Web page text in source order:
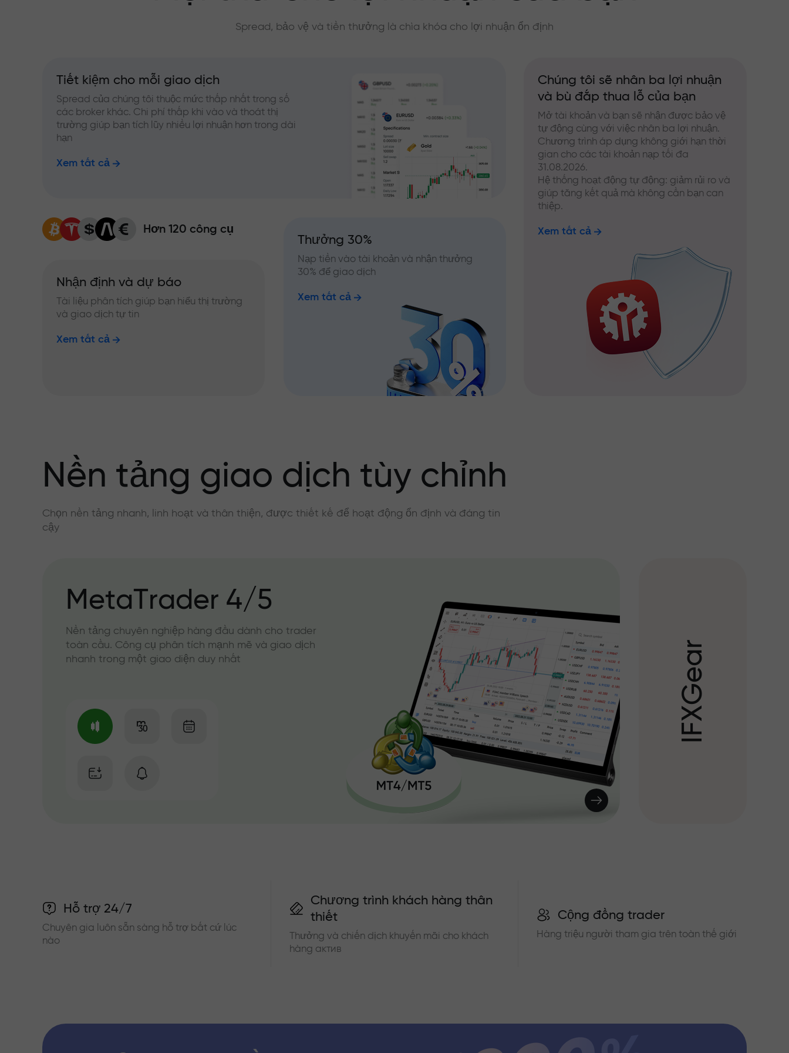
Spread, bảo vệ và tiền thưởng là chìa khóa cho lợi nhuận ổn định
Tiết kiệm cho mỗi giao dịch
Spread của chúng tôi thuộc mức thấp nhất trong số
các broker khác. Chi phí thấp khi vào và thoát thị
trường giúp bạn tích lũy nhiều lợi nhuận hơn trong dài
hạn
Xem tất cả
Hơn 120 công cụ
Nhận định và dự báo
Tài liệu phân tích giúp bạn hiểu thị trường
và giao dịch tự tin
Xem tất cả
Thưởng 30%
Nạp tiền vào tài khoản và nhận thưởng
30% để giao dịch
Xem tất cả
Chúng tôi sẽ nhân ba lợi nhuận
và bù đắp thua lỗ của bạn
Mở tài khoản và bạn sẽ nhận được bảo vệ
tự động cùng với việc nhân ba lợi nhuận.
Chương trình áp dụng không giới hạn thời
gian cho các tài khoản nạp tối đa
31.08.2026.
Hệ thống hoạt động tự động: giảm rủi ro và
giúp tăng kết quả mà không cần bạn can
thiệp.
Xem tất cả
Nền tảng giao dịch tùy chỉnh
Chọn nền tảng nhanh, linh hoạt và thân thiện, được thiết kế để hoạt động ổn định và đáng tin
cậy
MetaTrader 4/5
Nền tảng chuyên nghiệp hàng đầu dành cho trader
toàn cầu. Công cụ phân tích mạnh mẽ và giao dịch
nhanh trong một giao diện duy nhất
I
F
X
G
e
a
r
Hỗ trợ 24/7
Chuyên gia luôn sẵn sàng hỗ trợ bất cứ lúc
nào
Chương trình khách hàng thân
thiết
Thưởng và chiến dịch khuyến mãi cho khách
hàng актив
Cộng đồng trader
Hàng triệu người tham gia trên toàn thế giới